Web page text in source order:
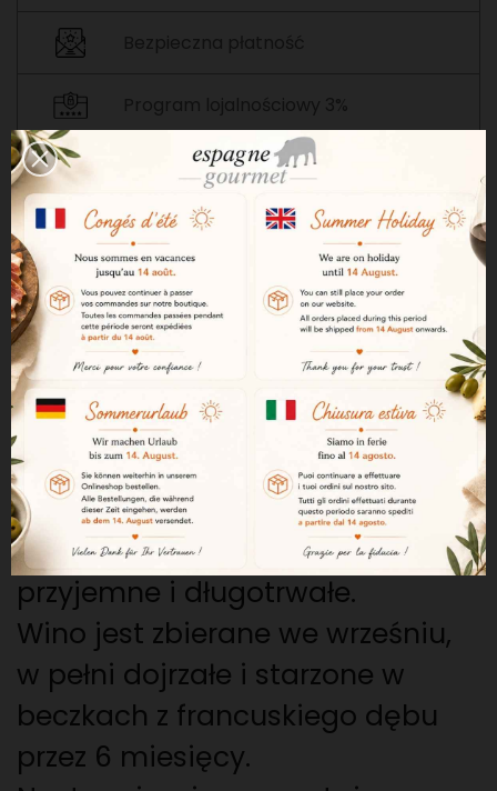
OPIS SZCZEGÓŁY PRODUKTU
Wino to ma bardzo intensywny
zielonkawo-żółty kolor. Jest
czyste i jasne, z aromatami
białych owoców, miodu i ciasta.
Smaczne i aksamitne na
podniebieniu, świeże, lekkie,
przyjemne i długotrwałe.
Wino jest zbierane we wrześniu,
w pełni dojrzałe i starzone w
beczkach z francuskiego dębu
przez 6 miesięcy.